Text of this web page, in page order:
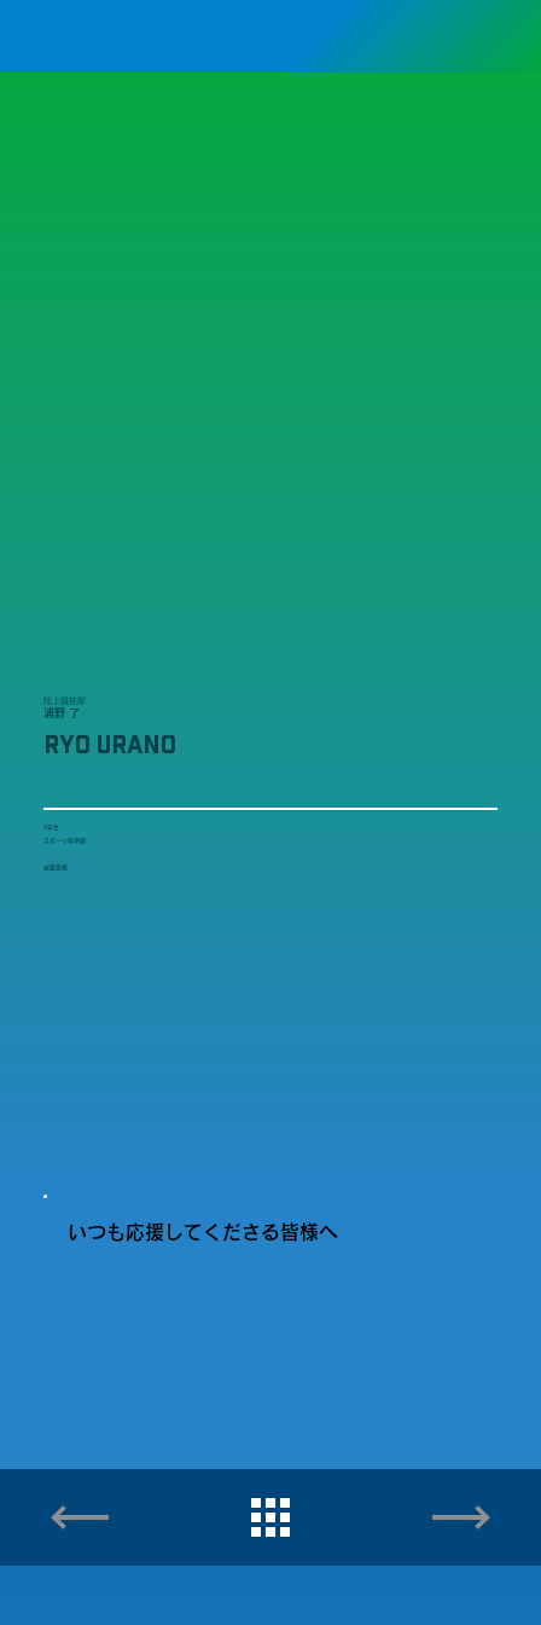
陸上競技部
浦野 了
RYO URANO
2年生
スポーツ科学部
岩倉高校
いつも応援してくださる皆様へ